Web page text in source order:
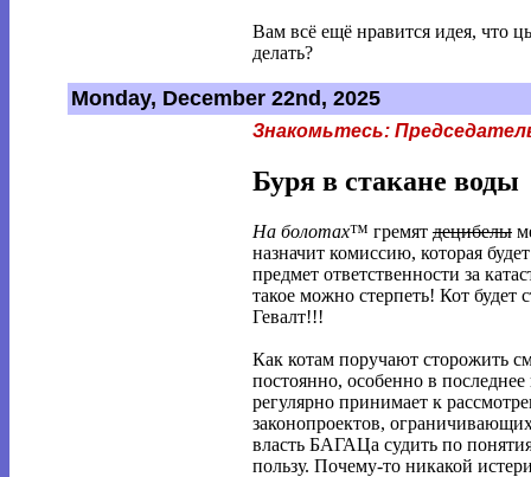
Вам всё ещё нравится идея, что
делать?
Monday, December 22nd, 2025
Знакомьтесь:
Буря в стакане воды
На болотах™ гремят децибелы
назначит комиссию, которая
предмет ответственности за
такое можно стерпеть! Кот будет
Гевалт!!!
Как котам поручают сторожить
постоянно, особенно в
регулярно принимает к
законопроектов,
власть БАГАЦа судить по
пользу. Почему-то никакой